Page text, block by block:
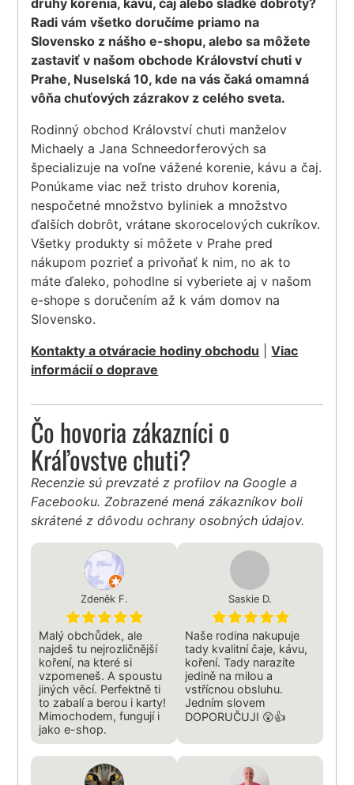
Radi vám všetko doručíme priamo na
Slovensko z nášho e-shopu, alebo sa môžete
zastaviť v našom obchode Království chuti v
Prahe, Nuselská 10, kde na vás čaká omamná
vôňa chuťových zázrakov z celého sveta.
Rodinný obchod Království chuti manželov
Michaely a Jana Schneedorferových sa
špecializuje na voľne vážené korenie, kávu a čaj.
Ponúkame viac než tristo druhov korenia,
nespočetné množstvo byliniek a množstvo
ďalších dobrôt, vrátane skorocelových cukríkov.
Všetky produkty si môžete v Prahe pred
nákupom pozrieť a privoňať k nim, no ak to
máte ďaleko, pohodlne si vyberiete aj v našom
e-shope s doručením až k vám domov na
Slovensko.
Kontakty a otváracie hodiny obchodu |Viac
informácií o doprave
Čo hovoria zákazníci o
Kráľovstve chuti?
Recenzie sú prevzaté z profilov na Google a
Facebooku. Zobrazené mená zákazníkov boli
skrátené z dôvodu ochrany osobných údajov.
Zdeněk F.
Malý obchůdek, ale
najdeš tu nejrozličnější
koření, na které si
vzpomeneš. A spoustu
jiných věcí. Perfektně ti
to zabalí a berou i karty!
Mimochodem, fungují i
jako e-shop.
Saskie D.
Naše rodina nakupuje
tady kvalitní čaje, kávu,
koření. Tady narazíte
jedině na milou a
vstřícnou obsluhu.
Jedním slovem
DOPORUČUJI 😲👍